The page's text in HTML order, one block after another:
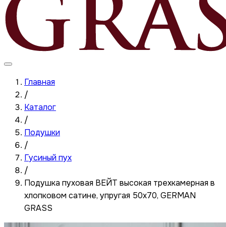
Главная
/
Каталог
/
Подушки
/
Гусиный пух
/
Подушка пуховая ВЕЙТ высокая трехкамерная в
хлопковом сатине, упругая 50x70, GERMAN
GRASS